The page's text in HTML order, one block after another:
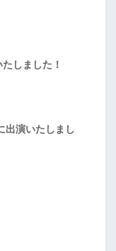
しました！
出演いたしまし